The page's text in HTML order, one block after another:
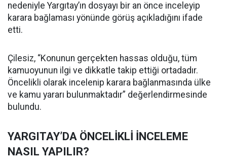
nedeniyle Yargıtay’ın dosyayı bir an önce inceleyip
karara bağlaması yönünde görüş açıkladığını ifade
etti.
Çilesiz, “Konunun gerçekten hassas olduğu, tüm
kamuoyunun ilgi ve dikkatle takip ettiği ortadadır.
Öncelikli olarak incelenip karara bağlanmasında ülke
ve kamu yararı bulunmaktadır” değerlendirmesinde
bulundu.
YARGITAY’DA ÖNCELİKLİ İNCELEME
NASIL YAPILIR?